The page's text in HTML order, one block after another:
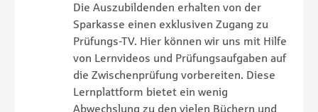
Die Auszubildenden erhalten von der
Sparkasse einen exklusiven Zugang zu
Prüfungs-TV. Hier können wir uns mit Hilfe
von Lernvideos und Prüfungsaufgaben auf
die Zwischenprüfung vorbereiten. Diese
Lernplattform bietet ein wenig
Abwechslung zu den vielen Büchern und